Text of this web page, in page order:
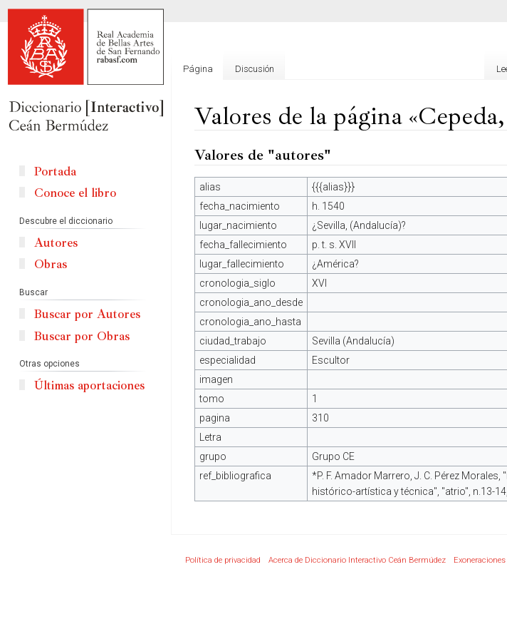
Valores de la página
Ir
la
navegación
Ir
la
búsqueda
Valores de "autores"
alias
{{{alias}}}
fecha_nacimiento
h. 1540
lugar_nacimiento
¿Sevilla, (Andalucía)?
fecha_fallecimiento
p. t. s. XVII
lugar_fallecimiento
¿América?
cronologia_siglo
XVI
cronologia_ano_desde
cronologia_ano_hasta
ciudad_trabajo
Sevilla (Andalucía)
especialidad
Escultor
imagen
tomo
1
pagina
310
Letra
grupo
Grupo CE
ref_bibliografica
*P. F. Amador Marrero, J. C. Pérez
histórico-artística y técnica", ''atrio'', n.13-
Página Discusión
Portada
Conoce el libro
Descubre el diccionario
Autores
Obras
Buscar
Buscar por Autores
Buscar por Obras
Otras opciones
Últimas aportaciones
Política de privacidad Acerca de Diccionario Interactivo Ceán Bermúdez Exoneraciones